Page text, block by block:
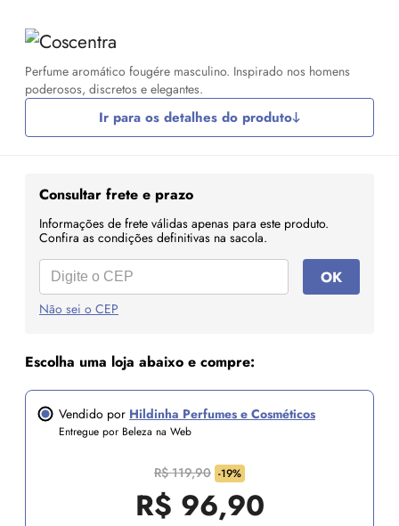
Perfume aromático fougére masculino. Inspirado nos homens
poderosos, discretos e elegantes.
Ir para os detalhes do produto
Consultar frete e prazo
Informações de frete válidas apenas para este produto.
Confira as condições definitivas na sacola.
OK
Não sei o CEP
Escolha uma loja abaixo e compre:
Vendido por Hildinha Perfumes e Cosméticos
Entregue por Beleza na Web
R$ 119,90 -19%
R$ 96,90